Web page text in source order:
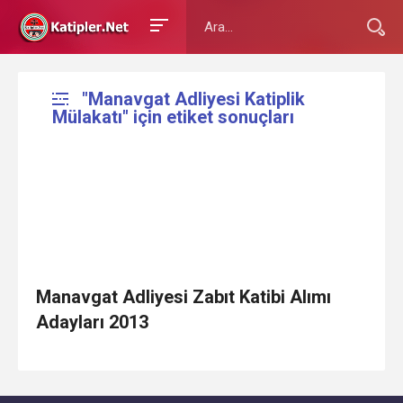
"Manavgat Adliyesi Katiplik
Mülakatı" için etiket sonuçları
Manavgat Adliyesi Zabıt Katibi Alımı
Adayları 2013